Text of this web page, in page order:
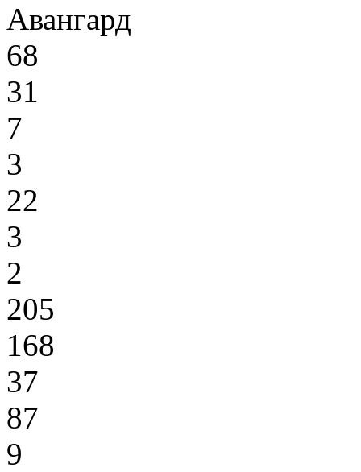
Авангард
68
31
7
3
22
3
2
205
168
37
87
9